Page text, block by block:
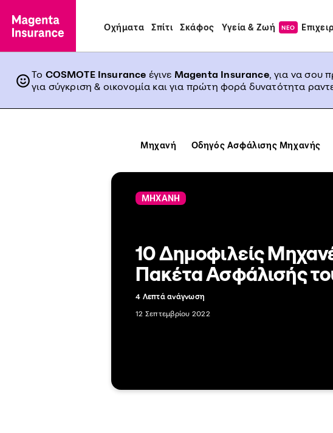
Οχήματα Σπίτι Σκάφος Υγεία & Ζωή ΝΕΟ
Το COSMOTE Insurance έγινε Magenta Insurance, για να σου
για σύγκριση & οικονομία και για πρώτη φορά δυνατότητα
Μηχανή Οδηγός Ασφάλισης Μηχανής
ΜΗΧΑΝΗ
10 Δημοφιλείς
Πακέτα Ασφάλισής
4 Λεπτά ανάγνωση
12 Σεπτεμβρίου 2022